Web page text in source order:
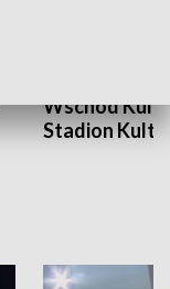
Wschód
Stadion